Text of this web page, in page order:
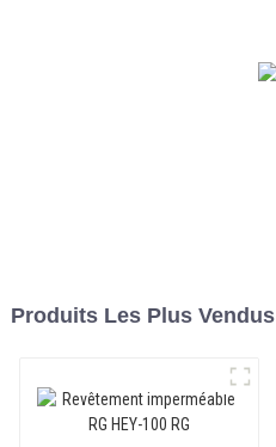
Produits Les Plus Vendus